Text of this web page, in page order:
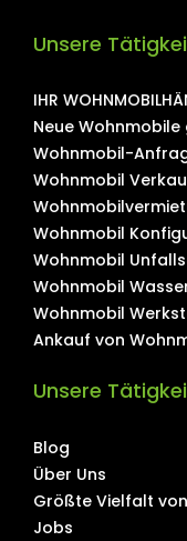
Unsere
IHR
Neue
Wohnmobil-
Wohnmobil
Wohnmobil
Wohnmobil
Wohnmobil
Wohnmobil
Ankauf von
Unsere
Blog
Über Uns
Größte Vielfalt
Jobs